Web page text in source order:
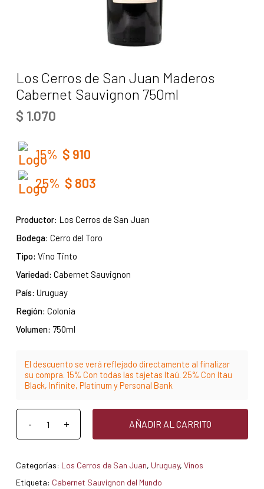
Los Cerros de San Juan Maderos
Cabernet Sauvignon 750ml
$ 1.070
15% $ 910
25% $ 803
Productor: Los Cerros de San Juan
Bodega: Cerro del Toro
Tipo: Vino Tinto
Variedad: Cabernet Sauvignon
País: Uruguay
Región: Colonia
Volumen: 750ml
El descuento se verá reflejado directamente al finalizar
su compra. 15% Con todas las tajetas Itaú. 25% Con Itau
Black, Infinite, Platinum y Personal Bank
AÑADIR AL CARRITO
Categorías: Los Cerros de San Juan, Uruguay, Vinos
Etiqueta: Cabernet Sauvignon del Mundo